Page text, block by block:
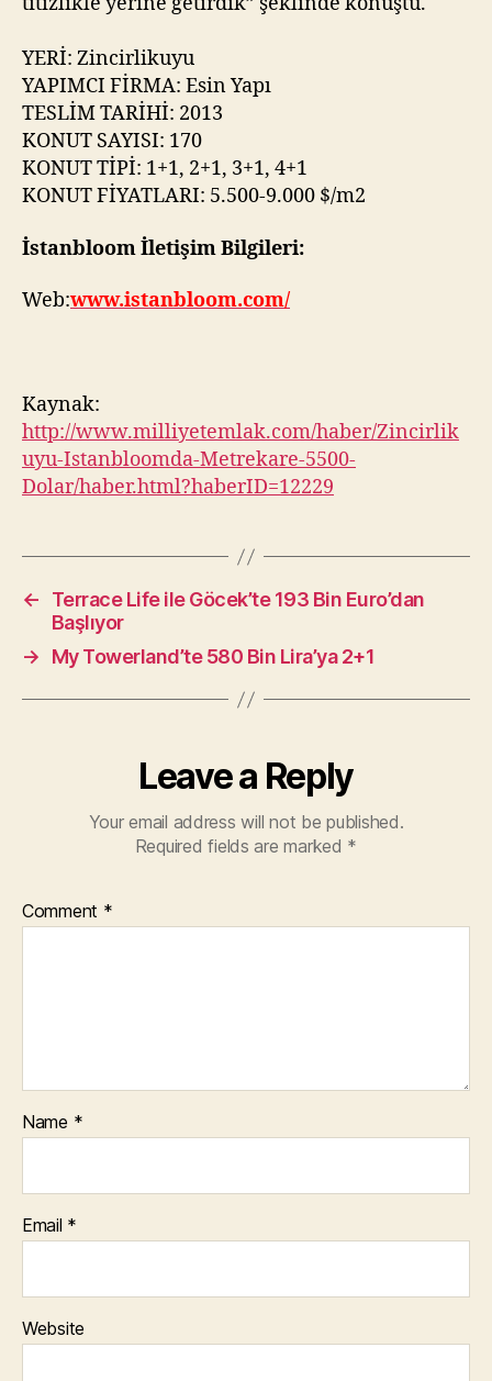
YERİ: Zincirlikuyu
YAPIMCI FİRMA: Esin Yapı
TESLİM TARİHİ: 2013
KONUT SAYISI: 170
KONUT TİPİ: 1+1, 2+1, 3+1, 4+1
KONUT FİYATLARI: 5.500-9.000 $/m2
İstanbloom İletişim Bilgileri:
Web:www.istanbloom.com/
Kaynak:
http://www.milliyetemlak.com/haber/Zincirlik
uyu-Istanbloomda-Metrekare-5500-
Dolar/haber.html?haberID=12229
←
Terrace Life ile Göcek’te 193 Bin Euro’dan
Başlıyor
→
My Towerland’te 580 Bin Lira’ya 2+1
Leave a Reply
Your email address will not be published.
Required fields are marked *
Comment *
Name *
Email *
Website